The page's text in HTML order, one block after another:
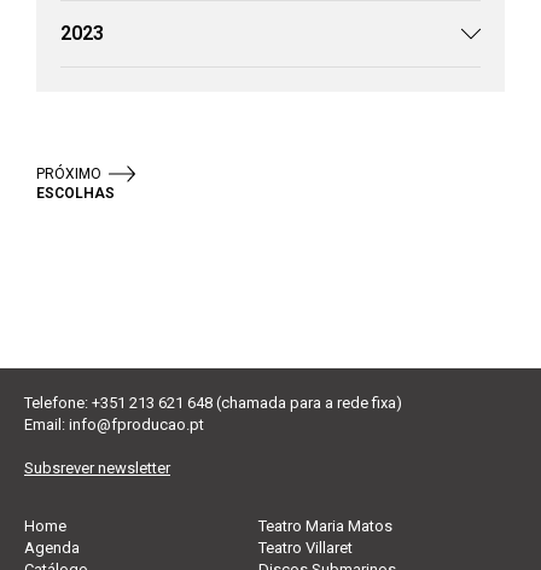
2023
PRÓXIMO
ESCOLHAS
Telefone: +351 213 621 648 (chamada para a rede fixa)
Email: info@fproducao.pt
Subsrever newsletter
Home
Agenda
Teatro Maria Matos
Teatro Villaret